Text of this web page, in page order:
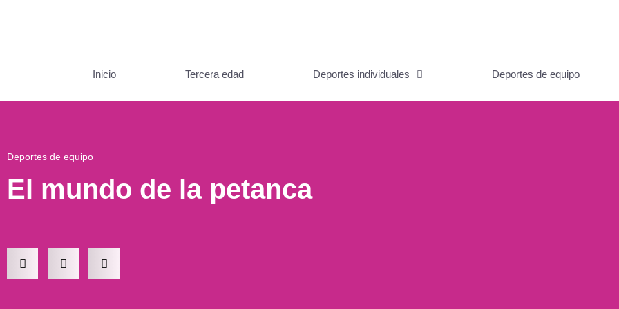
Inicio Tercera edad Deportes individuales Deportes de equipo
Deportes de equipo
El mundo de la petanca